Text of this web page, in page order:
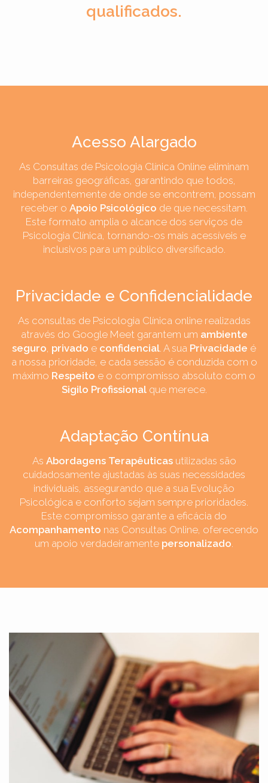
qualificados.
Acesso Alargado
As Consultas de Psicologia Clínica Online eliminam
barreiras geográficas, garantindo que todos,
independentemente de onde se encontrem, possam
receber o Apoio Psicológico de que necessitam.
Este formato amplia o alcance dos serviços de
Psicologia Clínica, tornando-os mais acessíveis e
inclusivos para um público diversificado.
Privacidade e Confidencialidade
As consultas de Psicologia Clínica online realizadas
através do Google Meet garantem um ambiente
seguro, privado e confidencial. A sua Privacidade é
a nossa prioridade, e cada sessão é conduzida com o
máximo Respeito e o compromisso absoluto com o
Sigilo Profissionalque merece.
Adaptação Contínua
As Abordagens Terapêuticasutilizadas são
cuidadosamente ajustadas às suas necessidades
individuais, assegurando que a sua Evolução
Psicológica e conforto sejam sempre prioridades.
Este compromisso garante a eficácia do
Acompanhamento nas Consultas Online, oferecendo
um apoio verdadeiramente personalizado.